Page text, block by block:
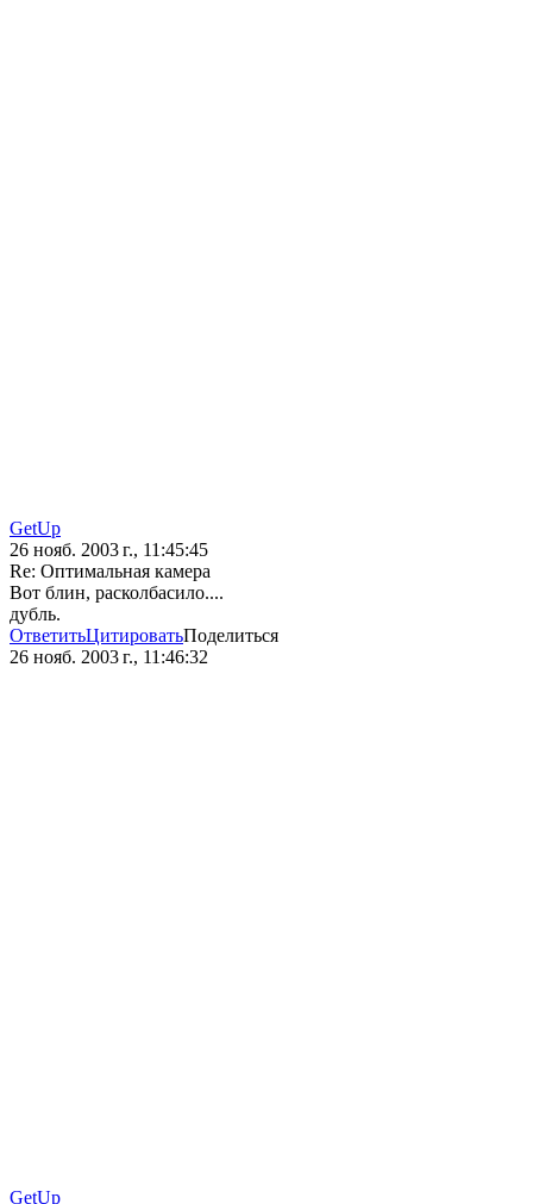
GetUp
26 нояб. 2003 г., 11:45:45
Re: Оптимальная камера
Вот блин, расколбасило....
дубль.
ОтветитьЦитироватьПоделиться
26 нояб. 2003 г., 11:46:32
GetUp